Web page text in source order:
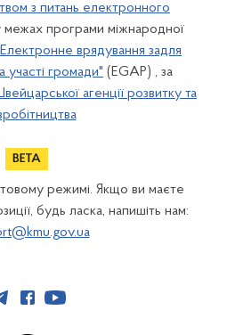
з питань електронного
межах програми міжнародної
врядування задля
участі громади" (EGAP) , за
агенції розвитку та
режимі. Якщо ви маєте
будь ласка, напишіть нам: